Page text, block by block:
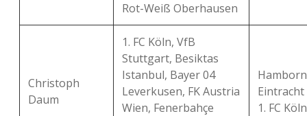
Rot-Weiß Oberhausen
Christoph
Daum
1. FC Köln, VfB
Stuttgart, Besiktas
Istanbul, Bayer 04
Leverkusen, FK Austria
Wien, Fenerbahçe
1. FC